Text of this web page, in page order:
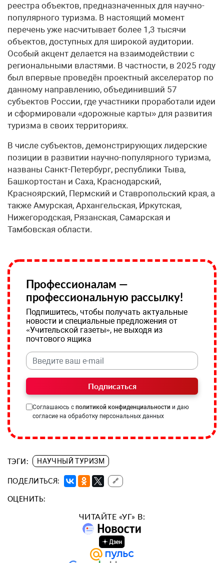
реестра объектов, предназначенных для научно-
популярного туризма. В настоящий момент
перечень уже насчитывает более 1,3 тысячи
объектов, доступных для широкой аудитории.
Особый акцент делается на взаимодействии с
региональными властями. В частности, в 2025 году
был впервые проведён проектный акселератор по
данному направлению, объединивший 57
субъектов России, где участники проработали идеи
и сформировали «дорожные карты» для развития
туризма в своих территориях.
В числе субъектов, демонстрирующих лидерские
позиции в развитии научно-популярного туризма,
названы Санкт-Петербург, республики Тыва,
Башкортостан и Саха, Краснодарский,
Красноярский, Пермский и Ставропольский края, а
также Амурская, Архангельская, Иркутская,
Нижегородская, Рязанская, Самарская и
Тамбовская области.
Профессионалам —
профессиональную рассылку!
Подпишитесь, чтобы получать актуальные
новости и специальные предложения от
«Учительской газеты», не выходя из
почтового ящика
Подписаться
Соглашаюсь с политикой конфиденциальности и даю
согласие на обработку персональных данных
ТЭГИ: НАУЧНЫЙ ТУРИЗМ
ПОДЕЛИТЬСЯ: 🔗
ОЦЕНИТЬ:
ЧИТАЙТЕ «УГ» В: